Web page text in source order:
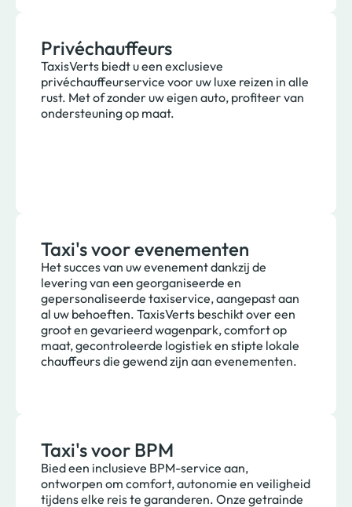
Privéchauffeurs
TaxisVerts biedt u een exclusieve
privéchauffeurservice voor uw luxe reizen in alle
rust. Met of zonder uw eigen auto, profiteer van
ondersteuning op maat.
Taxi's voor evenementen
Het succes van uw evenement dankzij de
levering van een georganiseerde en
gepersonaliseerde taxiservice, aangepast aan
al uw behoeften. TaxisVerts beschikt over een
groot en gevarieerd wagenpark, comfort op
maat, gecontroleerde logistiek en stipte lokale
chauffeurs die gewend zijn aan evenementen.
Taxi's voor BPM
Bied een inclusieve BPM-service aan,
ontworpen om comfort, autonomie en veiligheid
tijdens elke reis te garanderen. Onze getrainde